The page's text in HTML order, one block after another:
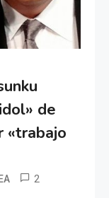
de
«trabajo
2